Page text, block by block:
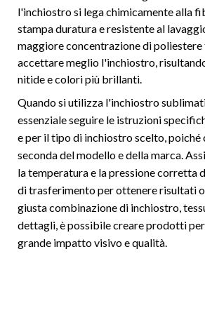
l'inchiostro si lega chimicamente alla
stampa duratura e resistente al
maggiore concentrazione di poliestere
accettare meglio l'inchiostro,
nitide e colori più brillanti.
Quando si utilizza l'inchiostro
essenziale seguire le istruzioni
e per il tipo di inchiostro scelto, poiché
seconda del modello e della marca.
la temperatura e la pressione corretta
di trasferimento per ottenere risultati
giusta combinazione di inchiostro,
dettagli, è possibile creare prodotti
grande impatto visivo e qualità.